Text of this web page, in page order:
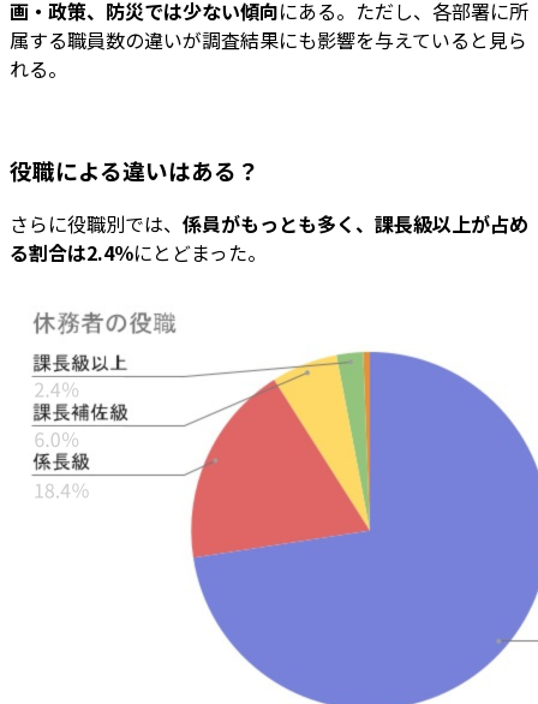
画・政策、防災では少ない傾向にある。ただし、各部署に所
属する職員数の違いが調査結果にも影響を与えていると見ら
れる。
役職による違いはある？
さらに役職別では、 係員がもっとも多く、課長級以上が占め
る割合は2.4％にとどまった。